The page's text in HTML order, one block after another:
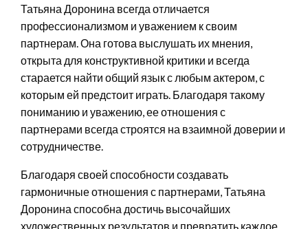
Татьяна Доронина всегда отличается
профессионализмом и уважением к своим
партнерам. Она готова выслушать их мнения,
открыта для конструктивной критики и всегда
старается найти общий язык с любым актером, с
которым ей предстоит играть. Благодаря такому
пониманию и уважению, ее отношения с
партнерами всегда строятся на взаимной доверии и
сотрудничестве.
Благодаря своей способности создавать
гармоничные отношения с партнерами, Татьяна
Доронина способна достичь высочайших
художественных результатов и превратить каждое